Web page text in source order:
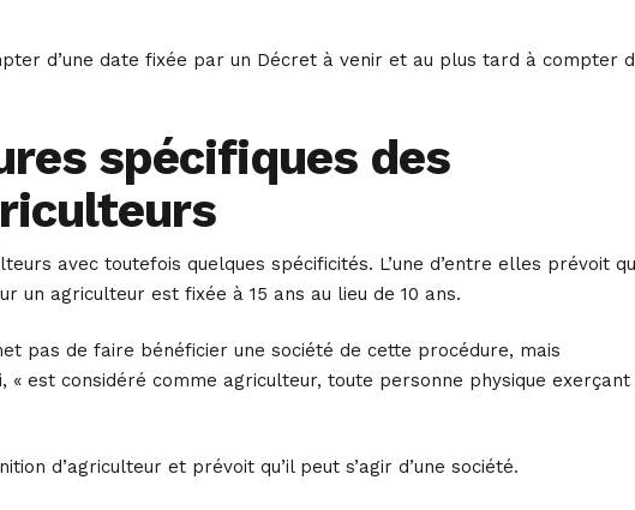
d’une date fixée par un Décret à venir et au plus tard à compter
spécifiques des
avec toutefois quelques spécificités. L’une d’entre elles prévoit
un agriculteur est fixée à 15 ans au lieu de 10 ans.
pas de faire bénéficier une société de cette procédure, mais
est considéré comme agriculteur, toute personne physique exerçant
d’agriculteur et prévoit qu’il peut s’agir d’une société.